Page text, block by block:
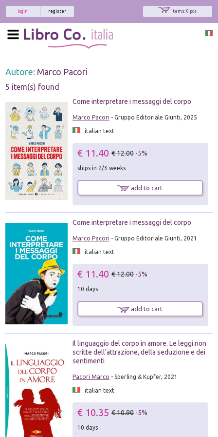
items: 0 pcs.
register
login
Autore: Marco Pacori
5 item(s) found
Come interpretare i messaggi del corpo
Marco Pacori - Gruppo Editoriale Giunti, 2025
italian text
€ 11.40 € 12.00 -5%
ships in 2/3 weeks
add to cart
Come interpretare i messaggi del corpo
Marco Pacori - Gruppo Editoriale Giunti, 2021
italian text
€ 11.40 € 12.00 -5%
10 days
add to cart
Il linguaggio del corpo in amore. Le leggi non
scritte dell'attrazione, della seduzione e dei
sentimenti
Pacori Marco - Sperling & Kupfer, 2021
italian text
€ 10.35 € 10.90 -5%
10 days